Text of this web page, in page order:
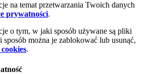
na temat przetwarzania Twoich danych
prywatności.
o tym, w jaki sposób używane są pliki
sposób można je zablokować lub usunąć,
.